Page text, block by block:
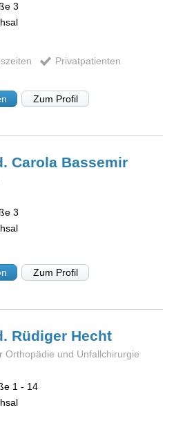
3
Privatpatienten
Zum Profil
Carola Bassemir
3
Zum Profil
Rüdiger Hecht
Orthopädie und Unfallchirurgie
1 - 14